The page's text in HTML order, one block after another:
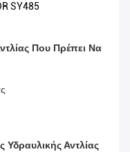
SY485
Που Πρέπει Να
Αντλίας